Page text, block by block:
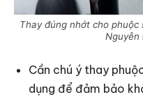
Thay đúng nhớt cho phuộc
Nguyễn
Cần chú ý thay
dụng để đảm bảo